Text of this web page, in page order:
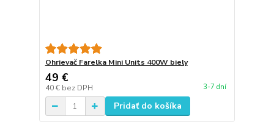
Ohrievač Farelka Mini Units 400W biely
49 €
40 € bez DPH 3-7 dní
Pridať do košíka